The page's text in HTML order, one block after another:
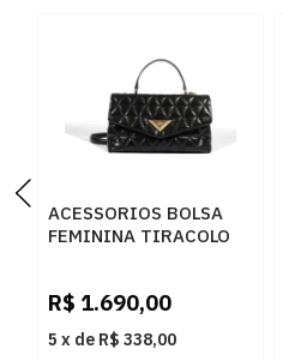
ACESSORIOS BOLSA
FEMININA TIRACOLO
BLACK
R$ 1.690,00
5 x de R$ 338,00